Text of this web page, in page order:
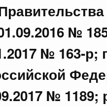
№
№ 163-
№
2025 г. № 1880